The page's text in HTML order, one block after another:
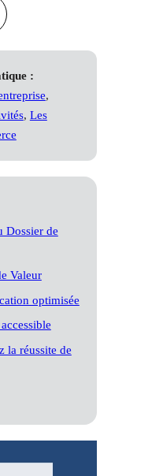
:
, Les
Dossier de
Valeur
optimisée
la réussite de